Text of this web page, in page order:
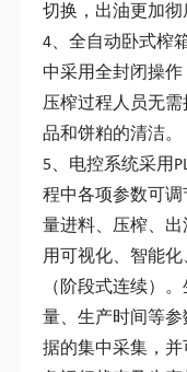
切换，出油更加彻
4、全自动卧式榨
中采用全封闭操
压榨过程人员无
品和饼粕的清洁。
5、电控系统采用
程中各项参数可
量进料、压榨、
用可视化、智能
（阶段式连续）
量、生产时间等
据的集中采集，